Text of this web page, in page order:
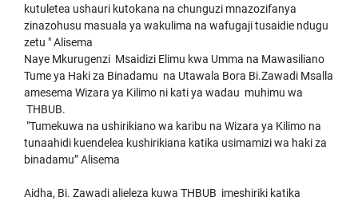
kutuletea ushauri kutokana na chunguzi mnazozifanya
zinazohusu masuala ya wakulima na wafugaji tusaidie ndugu
zetu " Alisema
Naye Mkurugenzi Msaidizi Elimu kwa Umma na Mawasiliano
Tume ya Haki za Binadamu na Utawala Bora Bi.Zawadi Msalla
amesema Wizara ya Kilimo ni kati ya wadau muhimu wa
THBUB.
"Tumekuwa na ushirikiano wa karibu na Wizara ya Kilimo na
tunaahidi kuendelea kushirikiana katika usimamizi wa haki za
binadamu” Alisema
Aidha, Bi. Zawadi alieleza kuwa THBUB imeshiriki katika